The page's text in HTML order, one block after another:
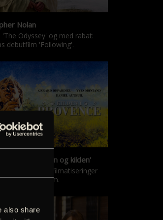
also share
Nolan
'The Odyssey' og med rabat:
debutfilm 'Following'.
& ‘Manon og kilden’
Marcel Pagnol-filmatiseringer
form.